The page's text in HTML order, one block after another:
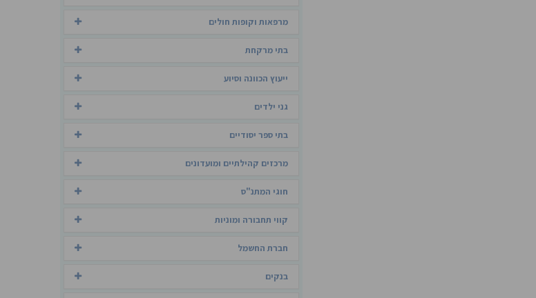
מרפאות וקופות חולים
בתי מרקחת
ייעוץ הכוונה וסיוע
גני ילדים
בתי ספר יסודיים
מרכזים קהילתיים ומועדונים
חוגי המתנ"ס
קווי תחבורה ומוניות
חברת החשמל
בנקים